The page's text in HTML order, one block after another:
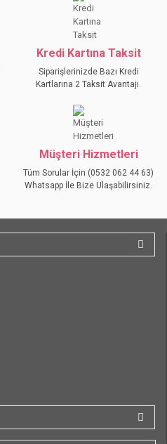
Kredi Kartına Taksit
Siparişlerinizde Bazı Kredi
Kartlarına 2 Taksit Avantajı.
Müşteri Hizmetleri
Tüm Sorular İçin (0532 062 44 63)
Whatsapp İle Bize Ulaşabilirsiniz.